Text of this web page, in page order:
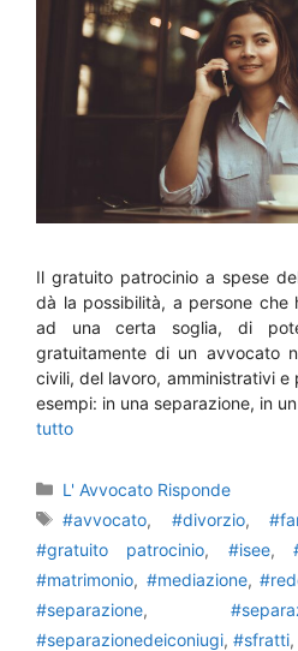
Il gratuito patrocinio a spese
dà la possibilità, a persone che
ad una certa soglia, di
gratuitamente di un avvocato
civili, del lavoro, amministrativi e
esempi: in una separazione, in
tutto
Categorie
L' Avvocato Risponde
Tag
#avvocato, #divorzio,
#gratuito patrocinio, #isee,
#matrimonio, #mediazione,
#separazione,
#separazionedeiconiugi, #sfratti,